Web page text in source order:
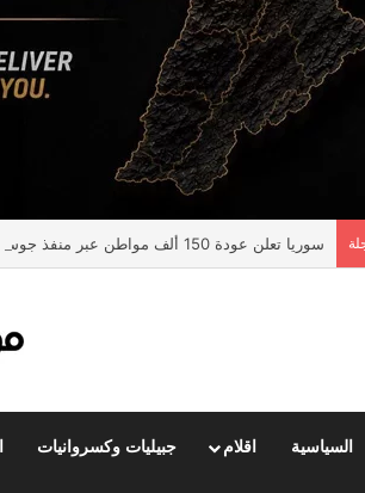
سوريا تعلن عودة 150 ألف مواطن عبر منفذ جوسية مع لبنان
السياسية اقلام جبيليات وكسروانيات